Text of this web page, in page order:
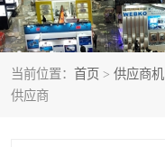
当前位置： 首页 > 供应商机
供应商
展会装修设计
活动策划